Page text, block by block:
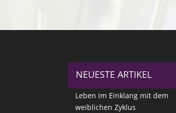
NEUESTE ARTIKEL
Leben im Einklang mit dem
weiblichen Zyklus